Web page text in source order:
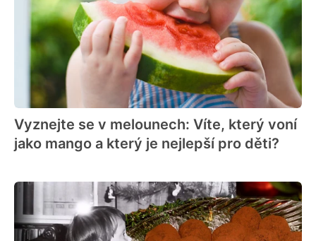
Vyznejte se v melounech: Víte, který voní
jako mango a který je nejlepší pro děti?